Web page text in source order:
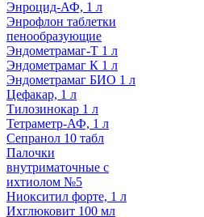
Энроцид-АФ, 1 л
Энрофлон таблетки
пенообразующие
Эндометрамаг-Т 1 л
Эндометрамаг К 1 л
Эндометрамаг БИО 1 л
Цефакар, 1 л
Тилозинокар 1 л
Тетраметр-АФ, 1 л
Сепранол 10 табл
Палочки
внутриматочные с
ихтиолом №5
Ниокситил форте, 1 л
Ихглюковит 100 мл